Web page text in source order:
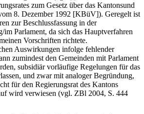
zum Gesetz über das Kantonsund
8. Dezember 1992 [KBüV]). Geregelt ist
zur Beschlussfassung in der
im Parlament, da sich das Hauptverfahren
Vorschriften richtete.
Auswirkungen infolge fehlender
zumindest den Gemeinden mit Parlament
subsidiär vorläufige Regelungen für das
und zwar mit analoger Begründung,
für den Regierungsrat des Kantons
wird verwiesen (vgl. ZBl 2004, S. 444